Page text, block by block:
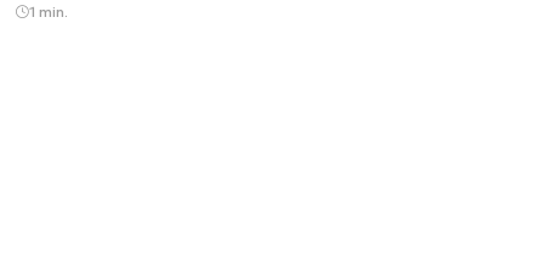
1 min.